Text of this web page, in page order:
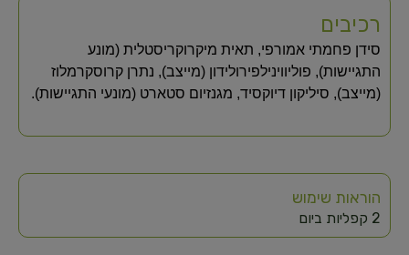
רכיבים
סידן פחמתי אמורפי, תאית מיקרוקריסטלית (מונע
התגיישות), פוליווינילפירולידון (מייצב), נתרן קרוסקרמלוז
(מייצב), סיליקון דיוקסיד, מגנזיום סטארט (מונעי התגיישות).
הוראות שימוש
2 קפליות ביום